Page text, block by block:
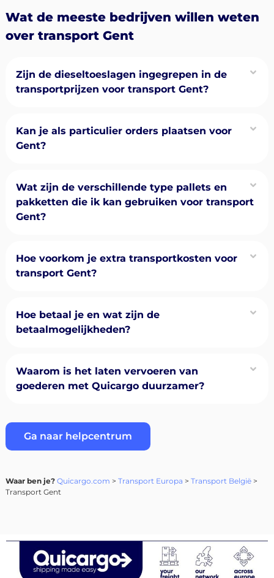
Wat de meeste bedrijven willen weten
over transport Gent
Zijn de dieseltoeslagen ingegrepen in de
transportprijzen voor transport Gent?
Kan je als particulier orders plaatsen voor
Gent?
Wat zijn de verschillende type pallets en
pakketten die ik kan gebruiken voor transport
Gent?
Hoe voorkom je extra transportkosten voor
transport Gent?
Hoe betaal je en wat zijn de
betaalmogelijkheden?
Waarom is het laten vervoeren van
goederen met Quicargo duurzamer?
Ga naar helpcentrum
Waar ben je? Quicargo.com > Transport Europa > Transport België>
Transport Gent